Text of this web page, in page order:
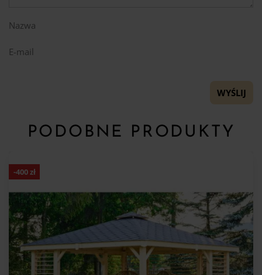
Nazwa
E-mail
PODOBNE PRODUKTY
-400zł